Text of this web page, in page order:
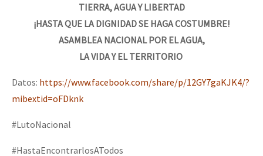
TIERRA, AGUA Y LIBERTAD
¡HASTA QUE LA DIGNIDAD SE HAGA COSTUMBRE!
ASAMBLEA NACIONAL POR EL AGUA,
LA VIDA Y EL TERRITORIO
Datos: https://www.facebook.com/share/p/12GY7gaKJK4/?
mibextid=oFDknk
#LutoNacional
#HastaEncontrarlosATodos